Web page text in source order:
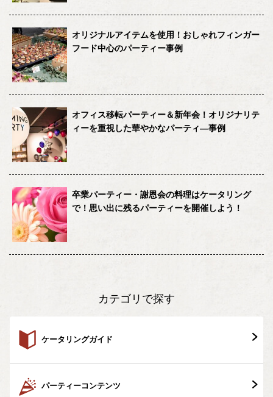
オリジナルアイテムを使用！おしゃれフィンガー
フード中心のパーティー事例
オフィス移転パーティー＆新年会！オリジナリテ
ィーを重視した華やかなパーティ―事例
卒業パーティー・謝恩会の料理はケータリング
で！思い出に残るパーティーを開催しよう！
カテゴリで探す
ケータリングガイド
パーティーコンテンツ